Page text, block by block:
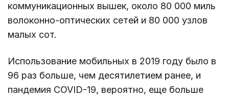
коммуникационных вышек, около 80 000 миль
волоконно-оптических сетей и 80 000 узлов
малых сот.
Использование мобильных в 2019 году было в
96 раз больше, чем десятилетием ранее, и
пандемия COVID-19, вероятно, еще больше